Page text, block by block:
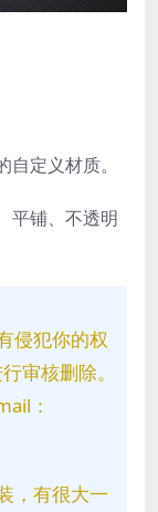
定义材质。
平铺、不透明
侵犯你的权
审核删除。
：
，有很大一